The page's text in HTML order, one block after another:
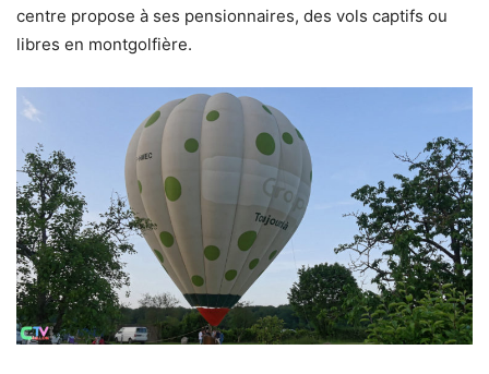
centre propose à ses pensionnaires, des vols captifs ou
libres en montgolfière.